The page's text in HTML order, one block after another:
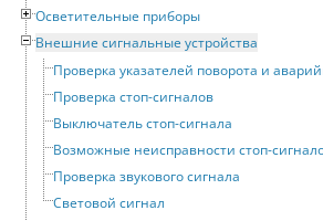
Осветительные приборы
Внешние сигнальные устройства
Проверка указателей поворота и
Проверка стоп-сигналов
Выключатель стоп-сигнала
Возможные неисправности стоп-
Проверка звукового сигнала
Световой сигнал